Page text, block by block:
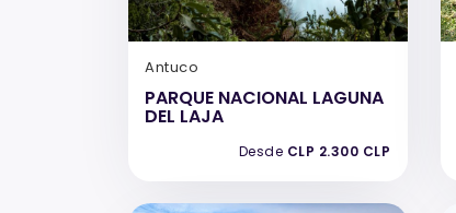
Antuco
PARQUE NACIONAL LAGUNA
DEL LAJA
Desde CLP 2.300 CLP